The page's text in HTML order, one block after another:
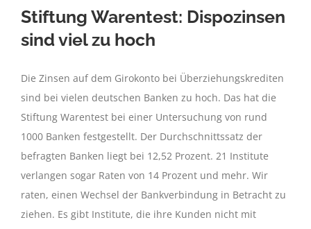
Stiftung Warentest: Dispozinsen
sind viel zu hoch
Die Zinsen auf dem Girokonto bei Überziehungskrediten
sind bei vielen deutschen Banken zu hoch. Das hat die
Stiftung Warentest bei einer Untersuchung von rund
1000 Banken festgestellt. Der Durchschnittssatz der
befragten Banken liegt bei 12,52 Prozent. 21 Institute
verlangen sogar Raten von 14 Prozent und mehr. Wir
raten, einen Wechsel der Bankverbindung in Betracht zu
ziehen. Es gibt Institute, die ihre Kunden nicht mit